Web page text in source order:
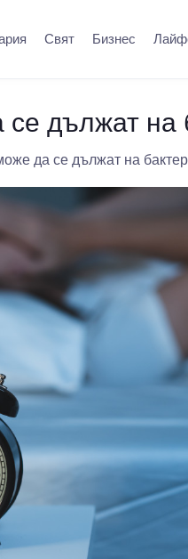
Свят Бизнес
дължат на
да се дължат на